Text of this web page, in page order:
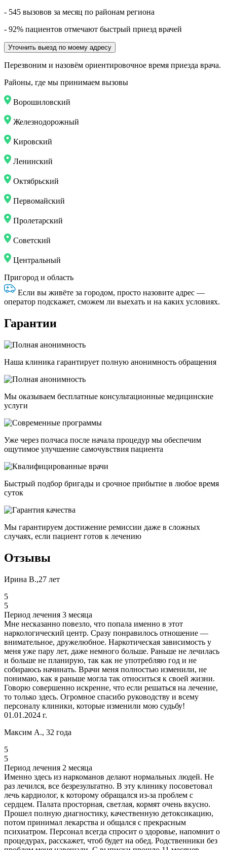
- 545 вызовов за месяц по районам региона
- 92% пациентов отмечают быстрый приезд врачей
Уточнить выезд по моему адресу
Перезвоним и назовём ориентировочное время приезда врача.
Районы, где мы принимаем вызовы
Ворошиловский
Железнодорожный
Кировский
Ленинский
Октябрьский
Первомайский
Пролетарский
Советский
Центральный
Пригород и область
Если вы живёте за городом, просто назовите адрес —
оператор подскажет, сможем ли выехать и на каких условиях.
Гарантии
Наша клиника гарантирует полную анонимность обращения
Мы оказываем бесплатные консультационные медицинские
услуги
Уже через полчаса после начала процедур мы обеспечим
ощутимое улучшение самочувствия пациента
Быстрый подбор бригады и срочное прибытие в любое время
суток
Мы гарантируем достижение ремиссии даже в сложных
случаях, если пациент готов к лечению
Отзывы
Ирина В.,27 лет
5
5
Период лечения 3 месяца
Мне несказанно повезло, что попала именно в этот
наркологический центр. Сразу понравилось отношение —
внимательное, дружелюбное. Наркотическая зависимость у
меня уже пару лет, даже немного больше. Раньше не лечилась
и больше не планирую, так как не употребляю год и не
собираюсь начинать. Врачи меня полностью изменили, не
понимаю, как я раньше могла так относиться к своей жизни.
Говорю совершенно искренне, что если решаться на лечение,
то только здесь. Огромное спасибо руководству и всему
персоналу клиники, которые изменили мою судьбу!
01.01.2024 г.
Максим А., 32 года
5
5
Период лечения 2 месяца
Именно здесь из наркоманов делают нормальных людей. Не
раз лечился, все безрезультатно. В эту клинику посоветовал
лечь кардиолог, к которому обращался из-за проблем с
сердцем. Палата просторная, светлая, кормят очень вкусно.
Прошел полную диагностику, качественную детоксикацию,
потом принимал лекарства и общался с прекрасным
психиатром. Персонал всегда спросит о здоровье, напомнит о
процедурах, расскажет, чтоб будет на обед. Родственники без